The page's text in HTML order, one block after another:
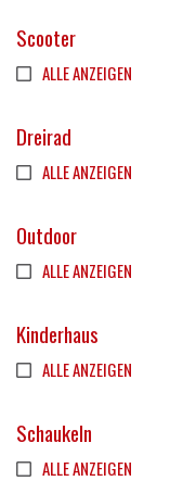
Scooter
ALLE ANZEIGEN
Dreirad
ALLE ANZEIGEN
Outdoor
ALLE ANZEIGEN
Kinderhaus
ALLE ANZEIGEN
Schaukeln
ALLE ANZEIGEN